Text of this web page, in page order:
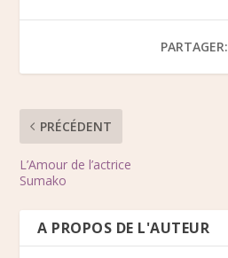
PARTAGER:
PRÉCÉDENT
L’Amour de l’actrice
Sumako
A PROPOS DE L'AUTEUR